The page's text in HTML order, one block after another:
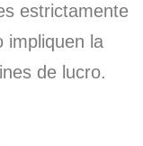
estrictamente
impliquen la
de lucro.